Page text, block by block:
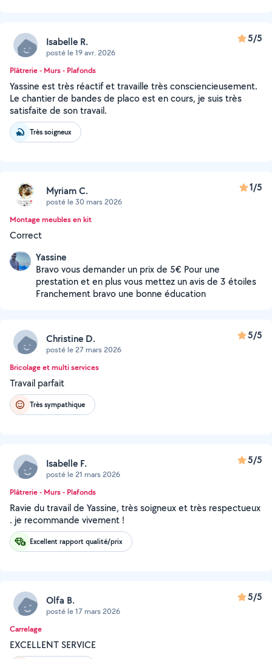
Isabelle R.
posté le 19 avr. 2026
5/5
Plâtrerie - Murs - Plafonds
Yassine est très réactif et travaille très consciencieusement.
Le chantier de bandes de placo est en cours, je suis très
satisfaite de son travail.
Très soigneux
Myriam C.
posté le 30 mars 2026
1/5
Montage meubles en kit
Correct
Yassine
Bravo vous demander un prix de 5€ Pour une
prestation et en plus vous mettez un avis de 3 étoiles
Franchement bravo une bonne éducation
Christine D.
posté le 27 mars 2026
5/5
Bricolage et multi services
Travail parfait
Très sympathique
Isabelle F.
posté le 21 mars 2026
5/5
Plâtrerie - Murs - Plafonds
Ravie du travail de Yassine, très soigneux et très respectueux
. je recommande vivement !
Excellent rapport qualité/prix
Olfa B.
posté le 17 mars 2026
5/5
Carrelage
EXCELLENT SERVICE